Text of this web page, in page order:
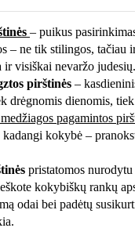
– puikus
– ne tik stilingos, tačiau
ir visiškai nevaržo judesių.
pirštinės –
drėgnomis dienomis,
pagamintos
kadangi kokybė –
pristatomos nurodytu
kokybiškų rankų
odai bei padėtų